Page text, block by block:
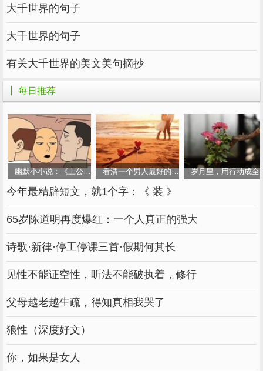
不猜，不如不看，不如寄情山水，不如快意人
生，不如，吃茶去。 ----许嵩《不如吃茶去》
●人不怕卑微，就怕失去希望，人生的要
义，一是欣赏沿途的风景，二是抵达遥远的终
点；人生的秘诀，寻找一种最适合自己的速度，
莫因疾进而不堪重荷，莫因迟缓而去空耗了你的
生命。大千世界，芸芸众生，谁不遇悔恨之事，
关键是如何对待。做了不好的事，只有悔恨，才
能接受教训。
●女孩子们，你们找男友不一定要找个多有
而是穷男人太敏感了，你的一举一动都可能无意
间刺激到他脆弱自卑的心，然后他就自残一般的
浮想联翩，靠精神折磨你来找自我平衡。他们会
非常理直气壮地动不动--------都是你！你看不起
我！虽然没说但一定看不起我！你滚！我烂泥一
滩扶不上墙，不要连累你！你让我自身自灭！
（把自己的无能和自卑全部推到你身上，嘴脸穷
凶极恶。温饱都不达标的人，你让他大气等于为
难他，接受他的小气等于毁灭你自己。大千世
大千世界的句子
大千世界的句子
有关大千世界的美文美句摘抄
┃ 每日推荐
幽默小小说：《上公厕》 看清一个男人最好的方式：谈钱岁月里，用行动成全
今年最精辟短文，就1个字：《 装 》
65岁陈道明再度爆红：一个人真正的强大
诗歌·新律·停工停课三首·假期何其长
见性不能证空性，听法不能破执着，修行
父母越老越生疏，得知真相我哭了
狼性（深度好文）
你，如果是女人